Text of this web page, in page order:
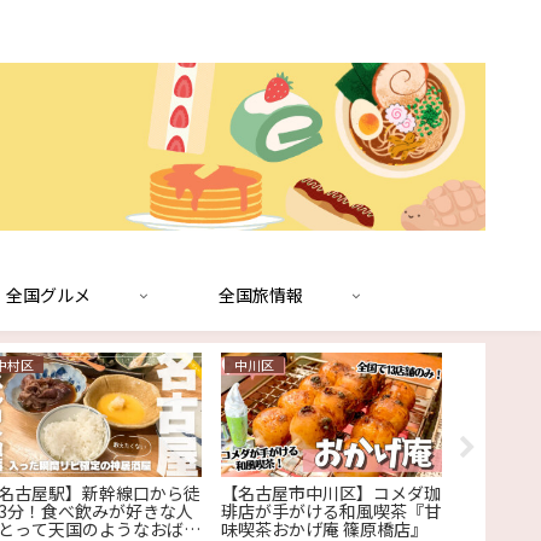
全国グルメ 全国旅情報
村区
名古屋駅】新幹線口から徒
分！食べ飲みが好きな人
って天国のようなおばん
中川区
【名古屋市中川区】コメダ珈
琲店が手がける和風喫茶『甘
味喫茶おかげ庵 篠原橋店』